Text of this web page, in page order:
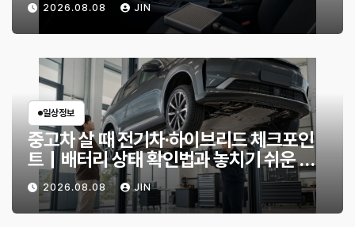
2026.08.08 JIN
일상정보
중고차 살 때 전기차·하이브리드 체크포인
트｜배터리 상태 확인법과 놓치기 쉬운 위
험 신호
2026.08.08 JIN